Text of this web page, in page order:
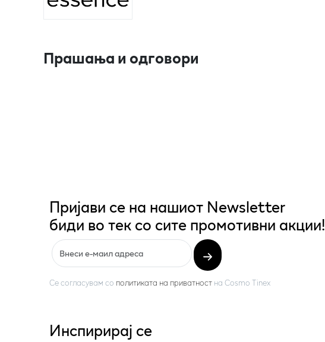
Прашања и одговори
Пријави се на нашиот Newsletter
биди во тек со сите промотивни акции!
Се согласувам со политиката на приватност на Cosmo Tinex
Инспирирај се